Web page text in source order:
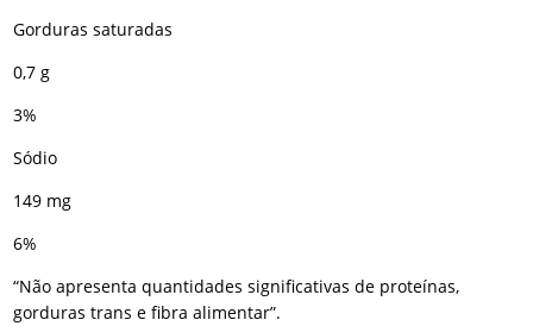
Gorduras saturadas
0,7 g
3%
Sódio
149 mg
6%
“Não apresenta quantidades significativas de proteínas,
gorduras trans e fibra alimentar”.